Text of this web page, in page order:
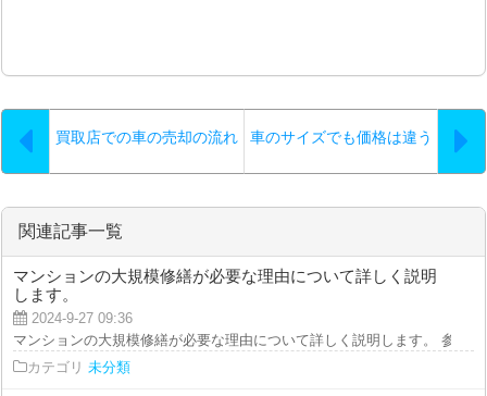
買取店での車の売却の流れ 車のサイズでも価格は違う
関連記事一覧
マンションの大規模修繕が必要な理由について詳しく説明
します。
2024-9-27 09:36
マンションの大規模修繕が必要な理由について詳しく説明します。 参考
カテゴリ 未分類